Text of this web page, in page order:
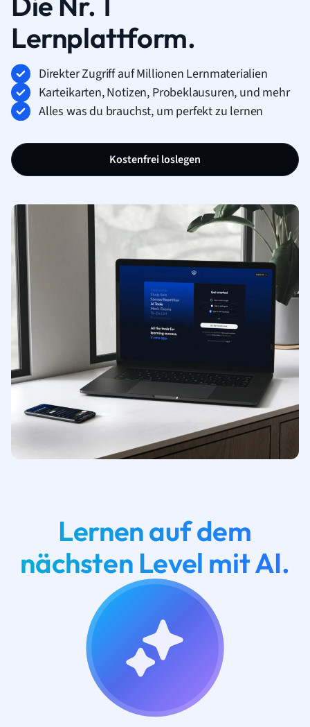
Lernplattform.
Direkter Zugriff auf Millionen Lernmaterialien
Karteikarten, Notizen, Probeklausuren, und mehr
Alles was du brauchst, um perfekt zu lernen
Kostenfrei loslegen
Lernen auf dem
nächsten Level mit AI.